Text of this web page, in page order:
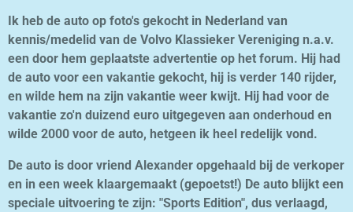
Ik heb de auto op foto's gekocht in Nederland van
kennis/medelid van de Volvo Klassieker Vereniging n.a.v.
een door hem geplaatste advertentie op het forum. Hij had
de auto voor een vakantie gekocht, hij is verder 140 rijder,
en wilde hem na zijn vakantie weer kwijt. Hij had voor de
vakantie zo'n duizend euro uitgegeven aan onderhoud en
wilde 2000 voor de auto, hetgeen ik heel redelijk vond.
De auto is door vriend Alexander opgehaald bij de verkoper
en in een week klaargemaakt (gepoetst!) De auto blijkt een
speciale uitvoering te zijn: "Sports Edition", dus verlaagd,